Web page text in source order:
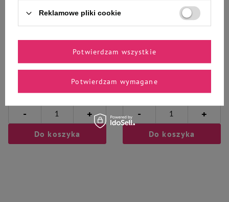
Pokarm dla świnki Vitapol
- +
Do koszyka
Mokra karma dla psów małych
ras Dolina Noteci Premium z
saszetka 100 g
4,11 zł
- +
Do koszyka
Reklamowe pliki cookie
Potwierdzam wymagane
Potwierdzam wszystkie